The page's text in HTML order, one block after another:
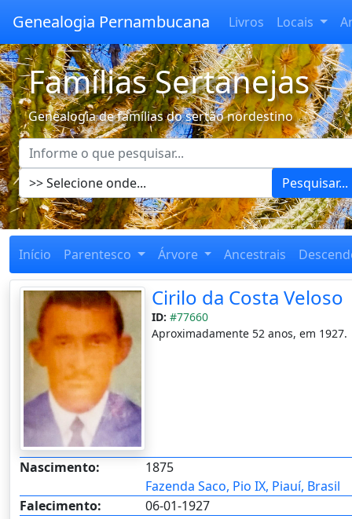
Genealogia Pernambucana Livros Locais
Famílias Sertanejas
Genealogia de famílias do sertão nordestino
Pesquisar...
Início Parentesco Árvore Ancestrais
Cirilo da Costa Veloso
ID: #77660
Aproximadamente 52 anos, em 1927.
Nascimento:
1875
Fazenda Saco, Pio IX, Piauí, Brasil
Falecimento:
06-01-1927